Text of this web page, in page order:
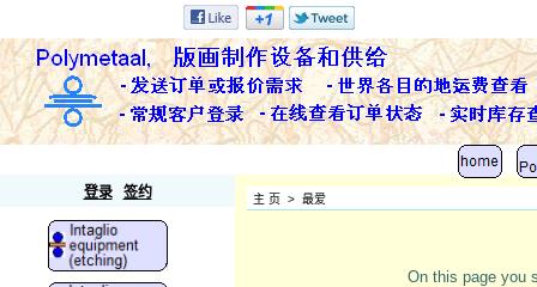
登录 签约 主 页 > 最爱
On this page you